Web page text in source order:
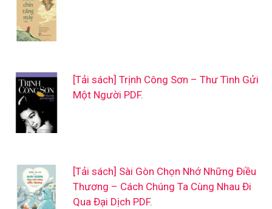
[Tải sách] Trịnh Công Sơn – Thư Tình Gửi
Một Người PDF.
[Tải sách] Sài Gòn Chọn Nhớ Những Điều
Thương – Cách Chúng Ta Cùng Nhau Đi
Qua Đại Dịch PDF.